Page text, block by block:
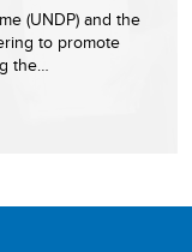
(UNDP) and the
to promote
the…